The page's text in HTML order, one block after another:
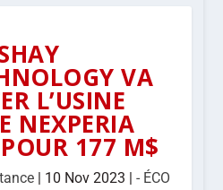
VA
L’USINE
NEXPERIA
177 M$
| 10 Nov 2023 | - ÉCO